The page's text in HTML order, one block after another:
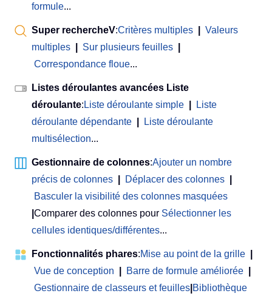
formule...
Super rechercheV:Critères multiples
Valeurs
multiples
Sur plusieurs feuilles
Correspondance floue...
Listes déroulantes avancées Liste
déroulante: Liste déroulante simple
Liste
déroulante dépendante
Liste déroulante
multisélection...
Gestionnaire de colonnes:Ajouter un nombre
précis de colonnes
Déplacer des colonnes
Basculer la visibilité des colonnes masquées
Comparer des colonnes pour Sélectionner les
cellules identiques/différentes...
Fonctionnalités phares:Mise au point de la grille
Vue de conception
Barre de formule améliorée
Gestionnaire de classeurs et feuilles Bibliothèque